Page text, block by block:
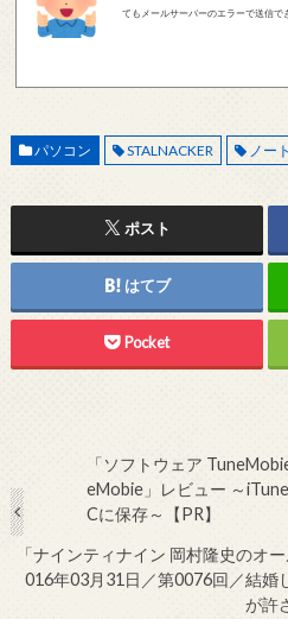
てもメールサーバーのエラーで送信で
パソコン STALNACKER ノー
ポスト
はてブ
Pocket
「ソフトウェア
eMobie」レビュー ～
Cに保存～【PR】
「ナインティナイン 岡村隆史のオ
016年03月31日／第0076回／結婚
が許